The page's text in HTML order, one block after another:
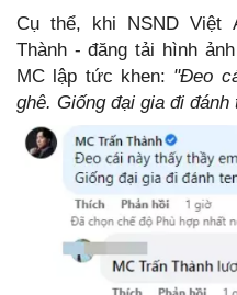
Cụ thể, khi NSND Việt
Thành - đăng tải hình
MC lập tức khen: "Đeo
ghê. Giống đại gia đi đánh